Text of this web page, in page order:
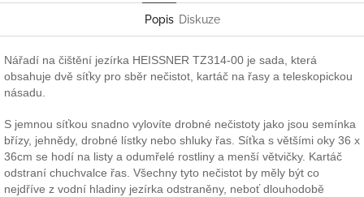
Popis Diskuze
Nářadí na čištění jezírka HEISSNER TZ314-00 je sada, která
obsahuje dvě síťky pro sběr nečistot, kartáč na řasy a teleskopickou
násadu.
S jemnou síťkou snadno vylovíte drobné nečistoty jako jsou semínka
břízy, jehnědy, drobné lístky nebo shluky řas. Síťka s většími oky 36 x
36cm se hodí na listy a odumřelé rostliny a menší větvičky. Kartáč
odstraní chuchvalce řas. Všechny tyto nečistot by měly být co
nejdříve z vodní hladiny jezírka odstraněny, neboť dlouhodobě